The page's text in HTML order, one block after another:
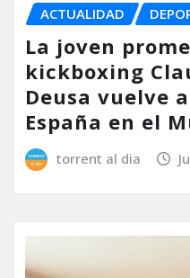
ACTUALIDAD
La joven
kickboxing
Deusa vuelve
España en el
torrent al dia